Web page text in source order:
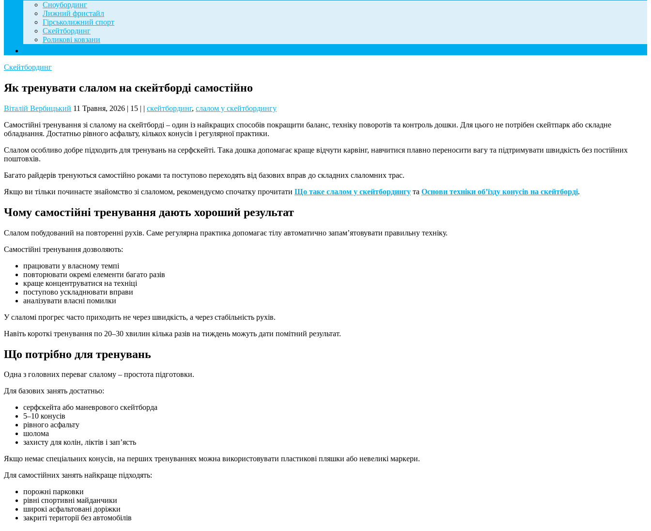
Сноубординг
Лижний фристайл
Гірськолижний спорт
Скейтбординг
Роликові ковзани
Скейтбординг
Як тренувати слалом на скейтборді самостійно
Віталій Вербицький 11 Травня, 2026 | 15 | | скейтбординг, слалом у скейтбордингу
Самостійні тренування зі слалому на скейтборді – один із найкращих способів покращити баланс, техніку поворотів та контроль дошки. Для цього не потрібен скейтпарк або складне
обладнання. Достатньо рівного асфальту, кількох конусів і регулярної практики.
Слалом особливо добре підходить для тренувань на серфскейті. Така дошка допомагає краще відчути карвінг, навчитися плавно переносити вагу та підтримувати швидкість без постійних
поштовхів.
Багато райдерів тренуються самостійно роками та поступово переходять від базових вправ до складних слаломних трас.
Якщо ви тільки починаєте знайомство зі слаломом, рекомендуємо спочатку прочитати Що таке слалом у скейтбордингу та Основи техніки об’їзду конусів на скейтборді.
Чому самостійні тренування дають хороший результат
Слалом побудований на повторенні рухів. Саме регулярна практика допомагає тілу автоматично запам’ятовувати правильну техніку.
Самостійні тренування дозволяють:
працювати у власному темпі
повторювати окремі елементи багато разів
краще концентруватися на техніці
поступово ускладнювати вправи
аналізувати власні помилки
У слаломі прогрес часто приходить не через швидкість, а через стабільність рухів.
Навіть короткі тренування по 20–30 хвилин кілька разів на тиждень можуть дати помітний результат.
Що потрібно для тренувань
Одна з головних переваг слалому – простота підготовки.
Для базових занять достатньо:
серфскейта або маневрового скейтборда
5–10 конусів
рівного асфальту
шолома
захисту для колін, ліктів і зап’ясть
Якщо немає спеціальних конусів, на перших тренуваннях можна використовувати пластикові пляшки або невеликі маркери.
Для самостійних занять найкраще підходять:
порожні парковки
рівні спортивні майданчики
широкі асфальтовані доріжки
закриті території без автомобілів